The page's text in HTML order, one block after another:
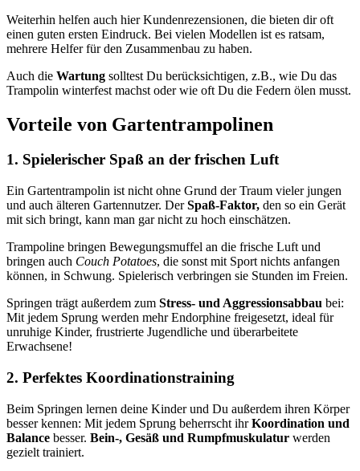
Weiterhin helfen auch hier Kundenrezensionen, die bieten dir oft
einen guten ersten Eindruck. Bei vielen Modellen ist es ratsam,
mehrere Helfer für den Zusammenbau zu haben.
Auch die Wartung solltest Du berücksichtigen, z.B., wie Du das
Trampolin winterfest machst oder wie oft Du die Federn ölen musst.
Vorteile von Gartentrampolinen
1. Spielerischer Spaß an der frischen Luft
Ein Gartentrampolin ist nicht ohne Grund der Traum vieler jungen
und auch älteren Gartennutzer. DerSpaß-Faktor, den so ein Gerät
mit sich bringt, kann man gar nicht zu hoch einschätzen.
Trampoline bringen Bewegungsmuffel an die frische Luft und
bringen auch Couch Potatoes, die sonst mit Sport nichts anfangen
können, in Schwung. Spielerisch verbringen sie Stunden im Freien.
Springen trägt außerdem zum Stress- und Aggressionsabbau bei:
Mit jedem Sprung werden mehr Endorphine freigesetzt, ideal für
unruhige Kinder, frustrierte Jugendliche und überarbeitete
Erwachsene!
2. Perfektes Koordinationstraining
Beim Springen lernen deine Kinder und Du außerdem ihren Körper
besser kennen: Mit jedem Sprung beherrscht ihrKoordination und
Balance besser. Bein-, Gesäß und Rumpfmuskulatur werden
gezielt trainiert.